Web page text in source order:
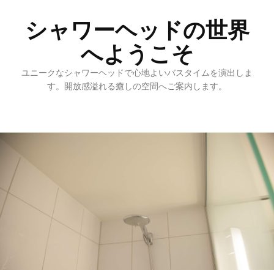
シャワーヘッドの世界
へようこそ
ユニークなシャワーヘッドで心地よいバスタイムを演出しま
す。開放感溢れる癒しの空間へご案内します。